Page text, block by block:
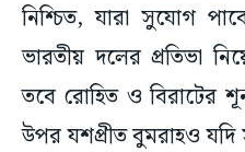
নিশ্চিত, যারা সুযোগ
ভারতীয় দলের প্রতিভা
তবে রোহিত ও বিরাটের
উপর যশপ্রীত বুমরাহও যদি